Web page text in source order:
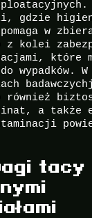
gdzie
w
z kolei
które
wypadków. W
również
a także
tacy